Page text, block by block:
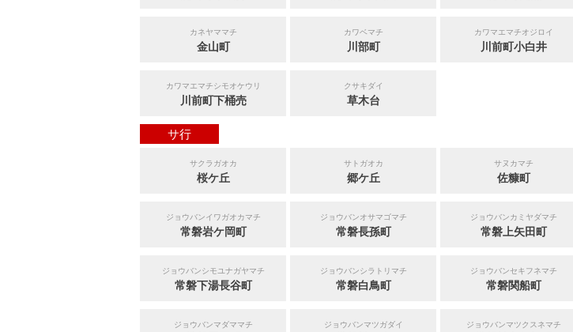
カネヤママチ
金山町
カワベマチ
川部町
カワマエマチオジロイ
川前町小白井
カワマエマチシモオケウリ
川前町下桶売
クサキダイ
草木台
サ行
サクラガオカ
桜ケ丘
サトガオカ
郷ケ丘
サヌカマチ
佐糠町
ジョウバンイワガオカマチ
常磐岩ケ岡町
ジョウバンオサマゴマチ
常磐長孫町
ジョウバンカミヤダマチ
常磐上矢田町
ジョウバンシモユナガヤマチ
常磐下湯長谷町
ジョウバンシラトリマチ
常磐白鳥町
ジョウバンセキフネマチ
常磐関船町
ジョウバンマダママチ ジョウバンマツガダイ ジョウバンマツクスネマチ